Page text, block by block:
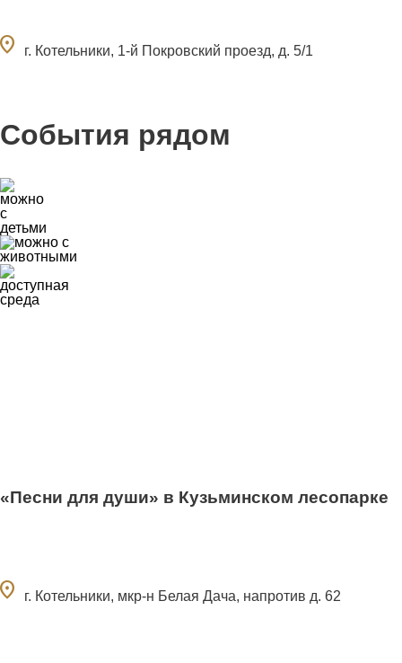
г. Котельники, 1-й Покровский проезд, д. 5/1
События рядом
«Песни для души» в Кузьминском лесопарке
г. Котельники, мкр-н Белая Дача, напротив д. 62